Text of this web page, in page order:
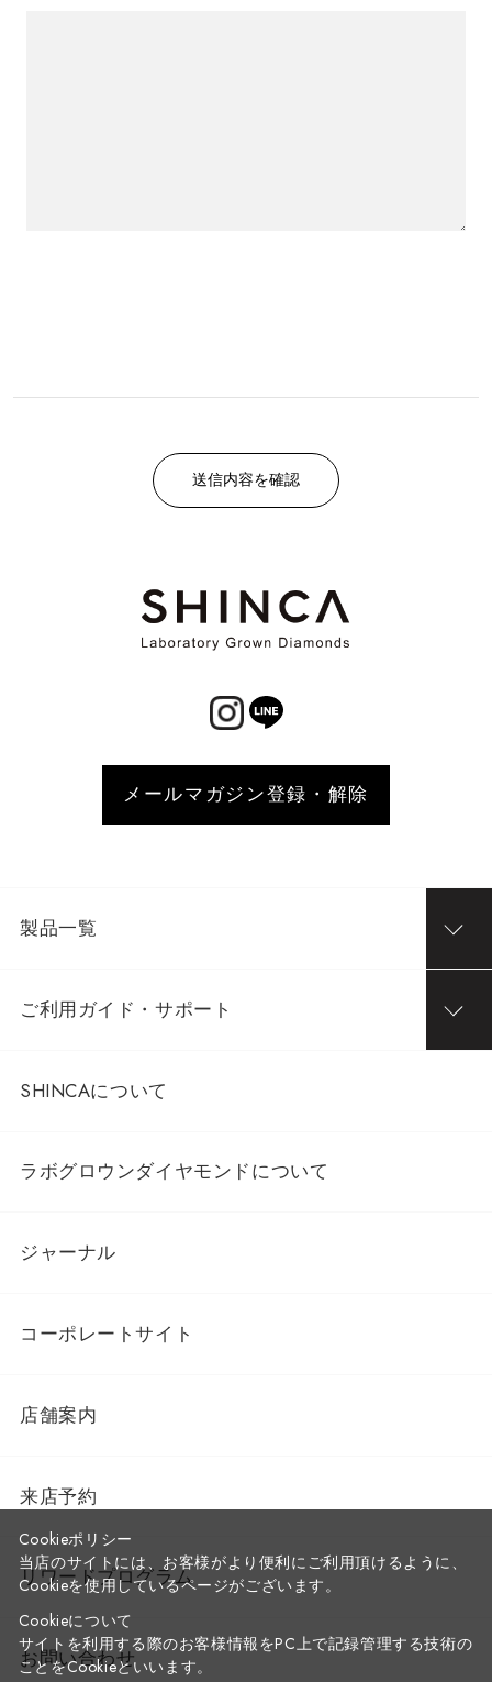
メールマガジン登録・解除
製品一覧
ご利用ガイド・サポート
SHINCAについて
ラボグロウンダイヤモンドについて
ジャーナル
コーポレートサイト
店舗案内
来店予約
リワードプログラム
お問い合わせ
Cookieポリシー
当店のサイトには、お客様がより便利にご利用頂けるように、
Cookieを使用しているページがございます。
Cookieについて
サイトを利用する際のお客様情報をPC上で記録管理する技術の
ことをCookieといいます。